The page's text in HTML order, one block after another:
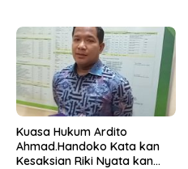
Kuasa Hukum Ardito
Ahmad.Handoko Kata kan
Kesaksian Riki Nyata kan